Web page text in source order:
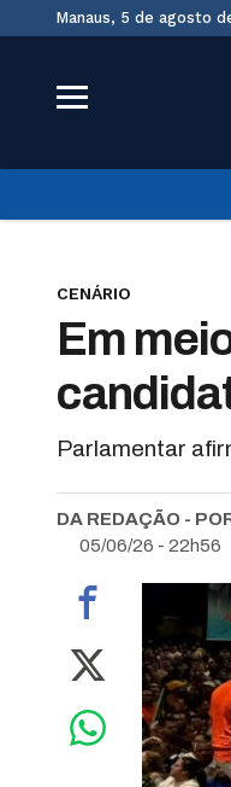
Manaus, 5 de agosto
CENÁRIO
Em
Parlamentar
DA REDAÇÃO -
05/06/26 - 22h56